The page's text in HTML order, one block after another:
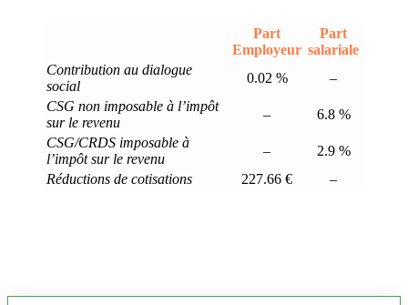
Part
Employeur
Part
salariale
Contribution au dialogue
social
0.02 %
–
CSG non imposable à l’impôt
sur le revenu
–
6.8 %
CSG/CRDS imposable à
l’impôt sur le revenu
–
2.9 %
Réductions de cotisations
227.66 € –